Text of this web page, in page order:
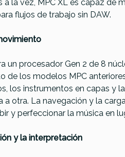
la vez, MPC XL es capaz
flujos de trabajo sin DAW.
un procesador Gen 2 de 8
de los modelos MPC
los instrumentos en capas y
a otra. La navegación y la
y perfeccionar la música en
y la interpretación